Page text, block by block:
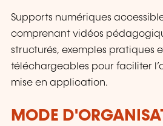
Supports numériques
comprenant vidéos
structurés, exemples pratiques
téléchargeables pour faciliter
mise en application.
MODE